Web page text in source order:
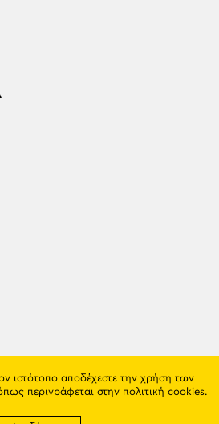
ιστότοπο αποδέχεστε την χρήση των
περιγράφεται στην πολιτική cookies.